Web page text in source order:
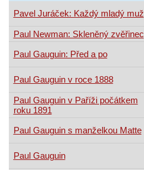
Pavel Juráček: Každý mladý muž
Paul Newman: Skleněný zvěřinec
Paul Gauguin: Před a po
Paul Gauguin v roce 1888
Paul Gauguin v Paříži počátkem
roku 1891
Paul Gauguin s manželkou Matte
Paul Gauguin